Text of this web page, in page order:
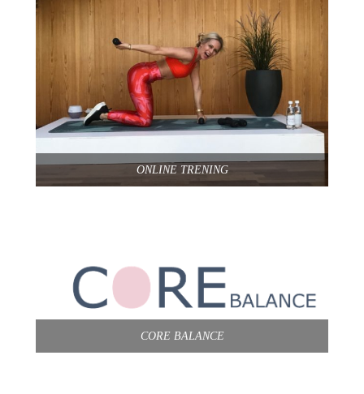
ONLINE TRENING
CORE BALANCE